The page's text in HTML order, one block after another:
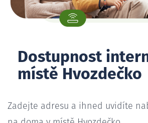
Dostupnost
místě Hvozdečko
Zadejte adresu a ihned uvidíte